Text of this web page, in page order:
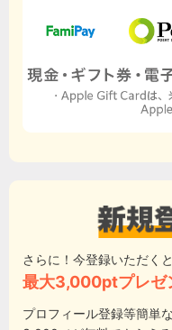
さらに！今登録いただく
最大3,000ptプレゼ
プロフィール登録等簡単